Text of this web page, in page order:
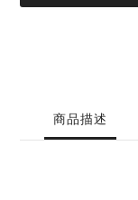
商品描述